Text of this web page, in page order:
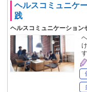
ヘルスコミュニケ
践
ヘルスコミュニケーション